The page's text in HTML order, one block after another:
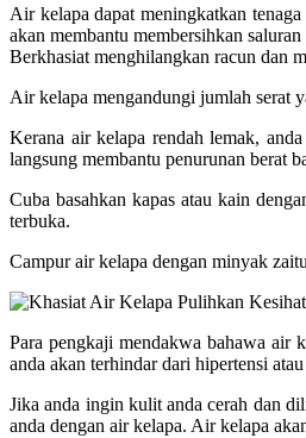
Air kelapa dapat meningkatkan
akan membantu membersihkan
Berkhasiat menghilangkan racun dan
Air kelapa mengandungi jumlah serat
Kerana air kelapa rendah lemak,
langsung membantu penurunan berat
Cuba basahkan kapas atau kain
terbuka.
Campur air kelapa dengan minyak
Para pengkaji mendakwa bahawa air
anda akan terhindar dari hipertensi
Jika anda ingin kulit anda cerah dan
anda dengan air kelapa. Air kelapa